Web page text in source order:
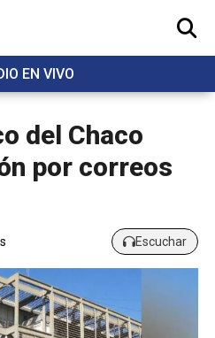
EN VIVO
BUSCAR
del Chaco
por correos
Escuchar